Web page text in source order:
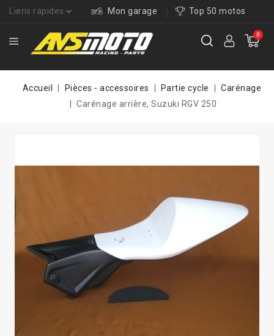
Liens rapides Mon garage Top 50 motos
0
Accueil Pièces - accessoires Partie cycle
Carénage
Carénage arrière, Suzuki RGV 250